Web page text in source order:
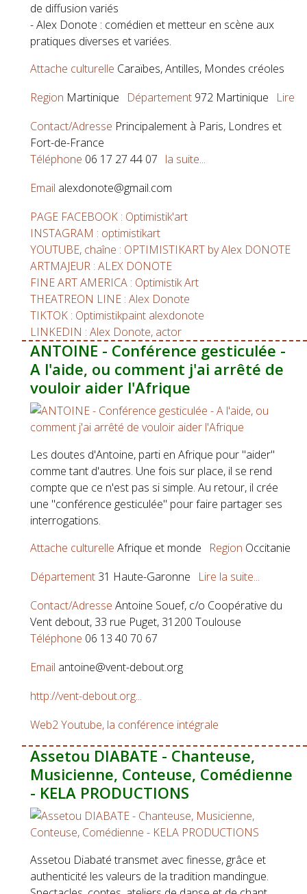
de diffusion variés
- Alex Donote : comédien et metteur en scène aux
pratiques diverses et variées.
Attache culturelle Caraïbes, Antilles, Mondes créoles
Region Martinique Département 972 Martinique
Contact/Adresse Principalement à Paris, Londres et
Fort-de-France
Téléphone 06 17 27 44 07
Email alexdonote@gmail.com
PAGE FACEBOOK : Optimistik'art
INSTAGRAM : optimistikart
YOUTUBE, chaîne : OPTIMISTIKART by Alex DONOTE
ARTMAJEUR : ALEX DONOTE
FINE ART AMERICA : Optimistik Art
THEATREON LINE : Alex Donote
TIKTOK : Optimistikpaint alexdonote
LINKEDIN : Alex Donote, actor
Lire
la suite...
ANTOINE - Conférence gesticulée -
A l'aide, ou comment j'ai arrêté de
vouloir aider l'Afrique
Les doutes d'Antoine, parti en Afrique pour "aider"
comme tant d'autres. Une fois sur place, il se rend
compte que ce n'est pas si simple. Au retour, il crée
une "conférence gesticulée" pour faire partager ses
interrogations.
Attache culturelle Afrique et monde Region Occitanie
Département 31 Haute-Garonne
Contact/Adresse Antoine Souef, c/o Coopérative du
Vent debout, 33 rue Puget, 31200 Toulouse
Téléphone 06 13 40 70 67
Email antoine@vent-debout.org
http://vent-debout.org...
Web2Youtube, la conférence intégrale
Lire la suite...
Assetou DIABATE - Chanteuse,
Musicienne, Conteuse, Comédienne
- KELA PRODUCTIONS
Assetou Diabaté transmet avec finesse, grâce et
authenticité les valeurs de la tradition mandingue.